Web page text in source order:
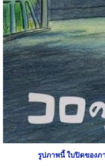
รูปภาพนี้ ใบปิดของภ